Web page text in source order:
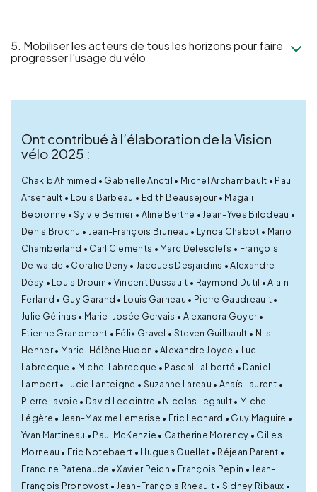
5. Mobiliser les acteurs de tous les horizons pour faire
progresser l'usage du vélo
Ont contribué à l’élaboration de la Vision
vélo 2025 :
Chakib Ahmimed • Gabrielle Anctil • Michel Archambault • Paul
Arsenault • Louis Barbeau • Edith Beausejour • Magali
Bebronne • Sylvie Bernier • Aline Berthe • Jean-Yves Bilodeau •
Denis Brochu • Jean-François Bruneau • Lynda Chabot • Mario
Chamberland • Carl Clements • Marc Delesclefs • François
Delwaide • Coralie Deny • Jacques Desjardins • Alexandre
Désy • Louis Drouin • Vincent Dussault • Raymond Dutil • Alain
Ferland • Guy Garand • Louis Garneau • Pierre Gaudreault •
Julie Gélinas • Marie-Josée Gervais • Alexandra Goyer •
Etienne Grandmont • Félix Gravel • Steven Guilbault • Nils
Henner • Marie-Hélène Hudon • Alexandre Joyce • Luc
Labrecque • Michel Labrecque • Pascal Laliberté • Daniel
Lambert • Lucie Lanteigne • Suzanne Lareau • Anaïs Laurent •
Pierre Lavoie • David Lecointre • Nicolas Legault • Michel
Légère • Jean-Maxime Lemerise • Eric Leonard • Guy Maguire •
Yvan Martineau • Paul McKenzie • Catherine Morency • Gilles
Morneau • Eric Notebaert • Hugues Ouellet • Réjean Parent •
Francine Patenaude • Xavier Peich • François Pepin • Jean-
François Pronovost • Jean-François Rheault • Sidney Ribaux •